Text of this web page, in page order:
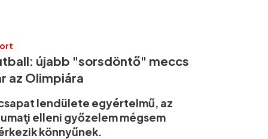
újabb "sorsdöntő" meccs
az Olimpiára
lendülete egyértelmű, az
elleni győzelem mégsem
könnyűnek.